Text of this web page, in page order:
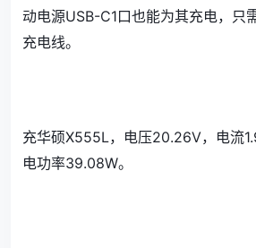
动电源USB-C1口也能为其充电，只
充电线。
充华硕X555L，电压20.26V，电流
电功率39.08W。